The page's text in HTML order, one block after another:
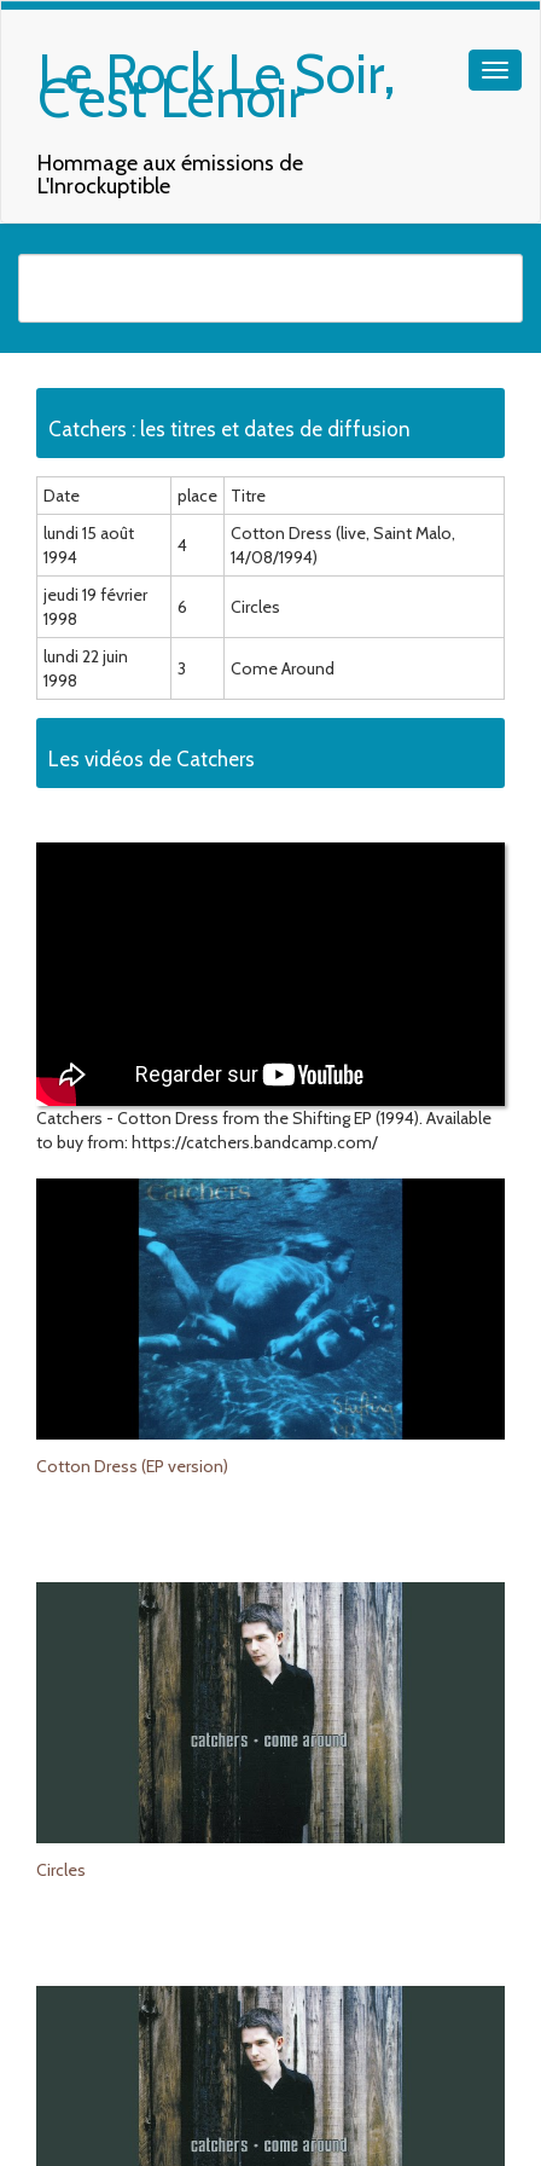
Le Rock Le Soir,
C'est Lenoir
Hommage aux émissions de
L'Inrockuptible
Catchers : les titres et dates de diffusion
Date place
Titre
lundi 15 août
1994
4
Cotton Dress (live, Saint Malo,
14/08/1994)
jeudi 19 février
1998
6 Circles
lundi 22 juin
1998
3 Come Around
Les vidéos de Catchers
Catchers - Cotton Dress from the Shifting EP (1994). Available
to buy from: https://catchers.bandcamp.com/
Cotton Dress (EP version)
Circles